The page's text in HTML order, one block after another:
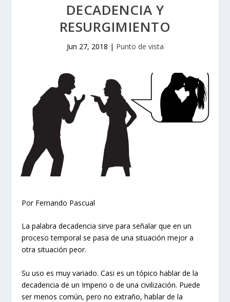
DECADENCIA Y
RESURGIMIENTO
Jun 27, 2018 | Punto de vista
Por Fernando Pascual
La palabra decadencia sirve para señalar que en un
proceso temporal se pasa de una situación mejor a
otra situación peor.
Su uso es muy variado. Casi es un tópico hablar de la
decadencia de un Imperio o de una civilización. Puede
ser menos común, pero no extraño, hablar de la